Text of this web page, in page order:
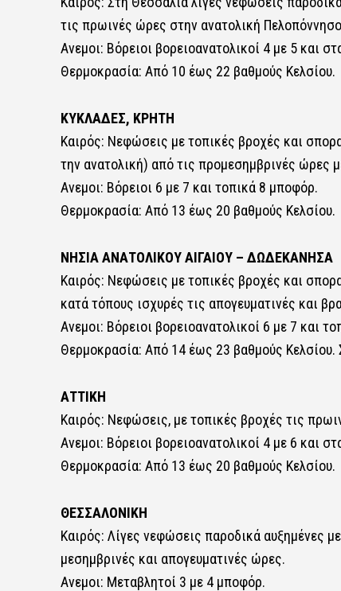
τις πρωινές ώρες στην ανατολική
Ανεμοι: Βόρειοι βορειοανατολικοί 4 με 5 και
Θερμοκρασία: Από 10 έως 22 βαθμούς Κελσίου.
ΚΥΚΛΑΔΕΣ, ΚΡΗΤΗ
Καιρός: Νεφώσεις με τοπικές βροχές και
την ανατολική) από τις προμεσημβρινές ώρες
Ανεμοι: Βόρειοι 6 με 7 και τοπικά 8 μποφόρ.
Θερμοκρασία: Από 13 έως 20 βαθμούς Κελσίου.
ΝΗΣΙΑ ΑΝΑΤΟΛΙΚΟΥ ΑΙΓΑΙΟΥ – ΔΩΔΕΚΑΝΗΣΑ
Καιρός: Νεφώσεις με τοπικές βροχές και
κατά τόπους ισχυρές τις απογευματινές και
Ανεμοι: Βόρειοι βορειοανατολικοί 6 με 7 και
Θερμοκρασία: Από 14 έως 23 βαθμούς Κελσίου.
ΑΤΤΙΚΗ
Καιρός: Νεφώσεις, με τοπικές βροχές τις
Ανεμοι: Βόρειοι βορειοανατολικοί 4 με 6 και
Θερμοκρασία: Από 13 έως 20 βαθμούς Κελσίου.
ΘΕΣΣΑΛΟΝΙΚΗ
Καιρός: Λίγες νεφώσεις παροδικά αυξημένες
μεσημβρινές και απογευματινές ώρες.
Ανεμοι: Μεταβλητοί 3 με 4 μποφόρ.